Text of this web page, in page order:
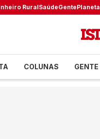
RuralSaúdeGentePlaneta
COLUNAS GENTE